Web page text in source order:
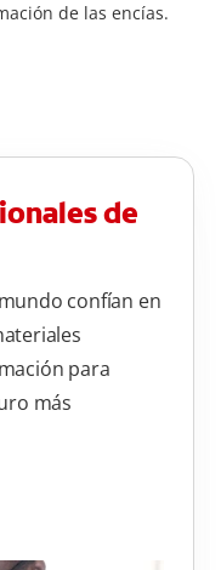
de las encías.
de
confían en
para
más